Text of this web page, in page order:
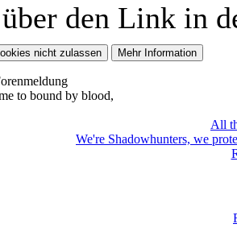
den Link in
to bound by blood,
All
We're Shadowhunters, we